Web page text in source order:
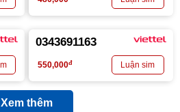
0343691163
550,000đ
Xem thêm